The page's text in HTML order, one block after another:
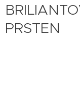
PRSTEN